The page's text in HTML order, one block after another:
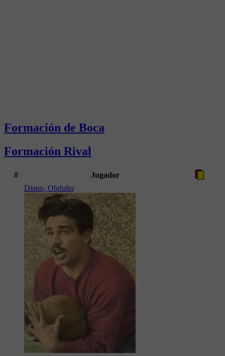
Formación de Boca
Formación Rival
#
Jugador
Diano, Obdulio